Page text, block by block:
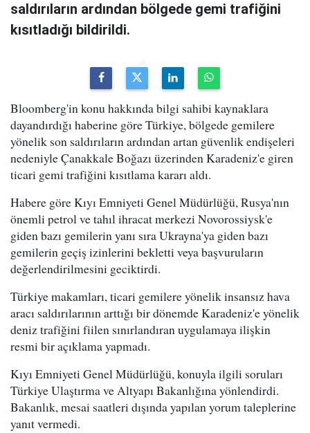
saldırıların ardından bölgede gemi trafiğini
kısıtladığı bildirildi.
Bloomberg'in konu hakkında bilgi sahibi kaynaklara
dayandırdığı haberine göre Türkiye, bölgede gemilere
yönelik son saldırıların ardından artan güvenlik endişeleri
nedeniyle Çanakkale Boğazı üzerinden Karadeniz'e giren
ticari gemi trafiğini kısıtlama kararı aldı.
Habere göre Kıyı Emniyeti Genel Müdürlüğü, Rusya'nın
önemli petrol ve tahıl ihracat merkezi Novorossiysk'e
giden bazı gemilerin yanı sıra Ukrayna'ya giden bazı
gemilerin geçiş izinlerini bekletti veya başvuruların
değerlendirilmesini geciktirdi.
Türkiye makamları, ticari gemilere yönelik insansız hava
aracı saldırılarının arttığı bir dönemde Karadeniz'e yönelik
deniz trafiğini fiilen sınırlandıran uygulamaya ilişkin
resmi bir açıklama yapmadı.
Kıyı Emniyeti Genel Müdürlüğü, konuyla ilgili soruları
Türkiye Ulaştırma ve Altyapı Bakanlığına yönlendirdi.
Bakanlık, mesai saatleri dışında yapılan yorum taleplerine
yanıt vermedi.